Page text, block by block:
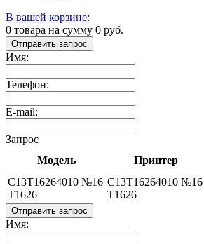
В вашей корзине:
0 товара на сумму 0 руб.
Отправить запрос
Имя:
Телефон:
E-mail:
Запрос
Модель
Принтер
C13T16264010 №16
T1626
C13T16264010 №16
T1626
Отправить запрос
Имя: